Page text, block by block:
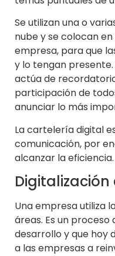
Se utilizan una o
nube y se colocan
empresa, para que
y lo tengan presente.
actúa de
participación de
anunciar lo más
La cartelería digital
comunicación, por
alcanzar la eficiencia.
Una empresa utiliza
áreas. Es un
desarrollo y que hoy
a las empresas a